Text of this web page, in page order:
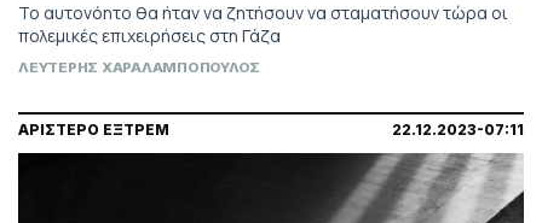
Το αυτονόητο θα ήταν να ζητήσουν να σταματήσουν τώρα οι
πολεμικές επιχειρήσεις στη Γάζα
ΛΕΥΤΕΡΗΣ ΧΑΡΑΛΑΜΠΟΠΟΥΛΟΣ
ΑΡΙΣΤΕΡΟ ΕΞΤΡΕΜ 22.12.2023-07:11